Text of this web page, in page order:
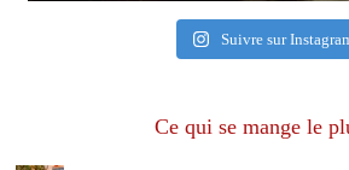
Suivre sur
Ce qui se mange le